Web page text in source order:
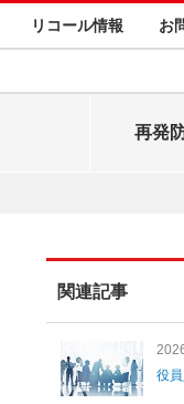
リコール情報 お
再発
関連記事
役